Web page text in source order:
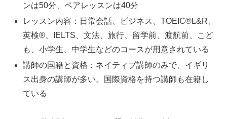
ンは50分、ペアレッスンは40分
レッスン内容：日常会話、ビジネス、TOEIC®L&R、
英検®、IELTS、文法、旅行、留学前、渡航前、こど
も、小学生、中学生などのコースが用意されている
講師の国籍と資格：ネイティブ講師のみで、イギリ
ス出身の講師が多い。国際資格を持つ講師も在籍し
ている